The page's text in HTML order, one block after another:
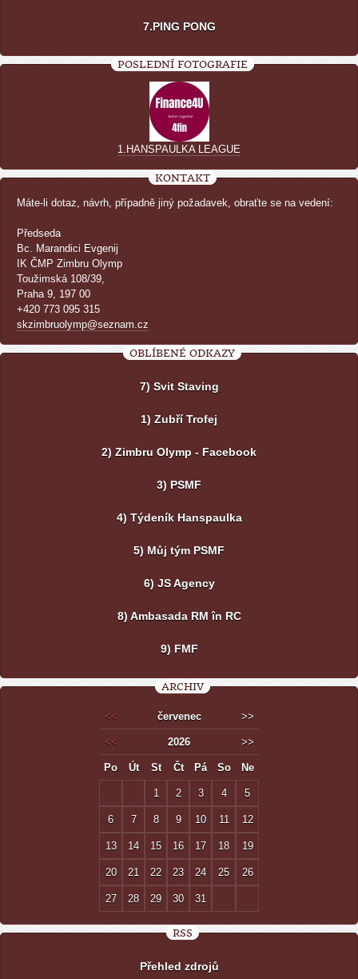
7.PING PONG
POSLEDNÍ FOTOGRAFIE
1.HANSPAULKA LEAGUE
KONTAKT
Máte-li dotaz, návrh, případně jiný požadavek, obraťte se na vedení:
Předseda
Bc. Marandici Evgenij
IK ČMP Zimbru Olymp
Toužimská 108/39,
Praha 9, 197 00
+420 773 095 315
skzimbruolymp@seznam.cz
OBLÍBENÉ ODKAZY
7) Svit Staving
1) Zubří Trofej
2) Zimbru Olymp - Facebook
3) PSMF
4) Týdeník Hanspaulka
5) Můj tým PSMF
6) JS Agency
8) Ambasada RM în RC
9) FMF
ARCHIV
<< červenec >>
<< 2026 >>
Po Út St Čt Pá So Ne
1 2 3 4 5
6 7 8 9 10 11 12
13 14 15 16 17 18 19
20 21 22 23 24 25 26
27 28 29 30 31
RSS
Přehled zdrojů